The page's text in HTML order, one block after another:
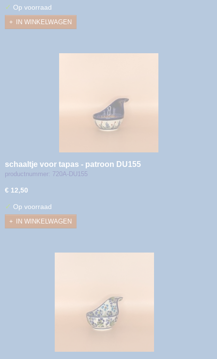
✓ Op voorraad
IN WINKELWAGEN
schaaltje voor tapas - patroon DU155
productnummer: 720A-DU155
€ 12,50
✓ Op voorraad
IN WINKELWAGEN